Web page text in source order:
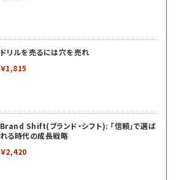
ドリルを売るには穴を売れ
￥1,815
Brand Shift(ブランド・シフト): 「信頼」で選ば
れる時代の成長戦略
￥2,420